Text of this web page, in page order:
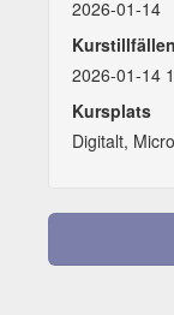
2026-01-14
Kurstillfällen
2026-01-14
Kursplats
Digitalt,